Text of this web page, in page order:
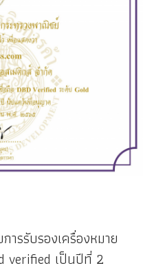
ารรับรองเครื่องหมาย
verified เป็นปีที่ 2